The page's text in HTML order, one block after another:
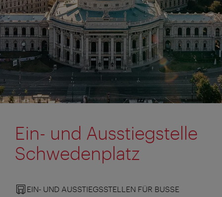
Ein- und Ausstiegstelle
Schwedenplatz
EIN- UND AUSSTIEGSSTELLEN FÜR BUSSE